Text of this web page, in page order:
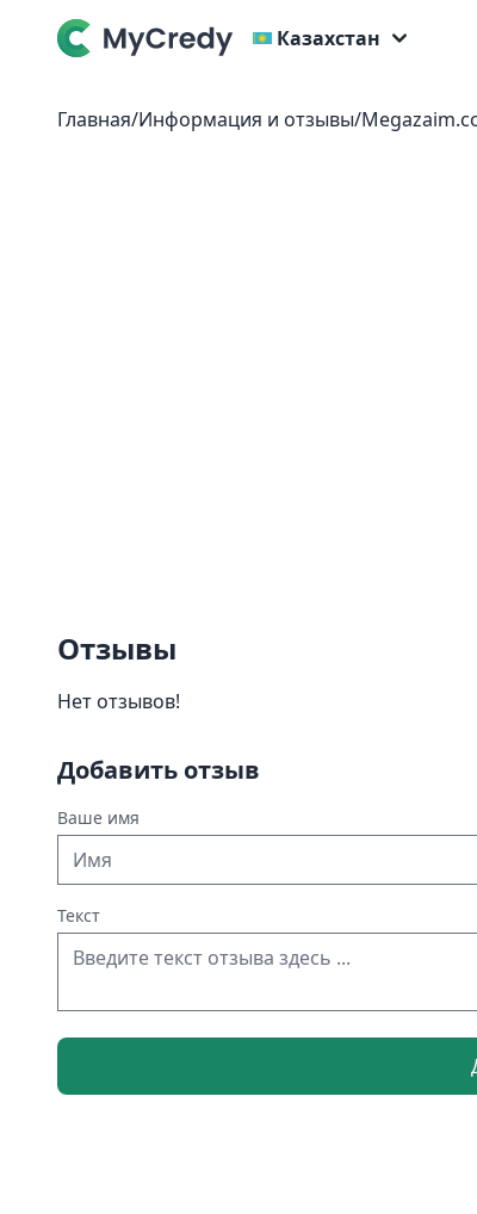
Казахстан
Главная/Информация и отзывы/
Отзывы
Нет отзывов!
Добавить отзыв
Ваше имя
Текст